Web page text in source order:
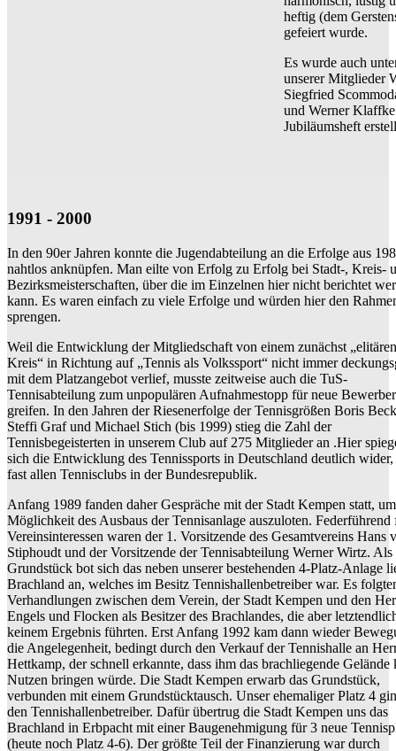
heftig (dem
gefeiert wurde.
Es wurde auch
unserer Mitglieder
Siegfried
und Werner
Jubiläumsheft
1991 - 2000
In den 90er Jahren konnte die Jugendabteilung an die Erfolge aus
nahtlos anknüpfen. Man eilte von Erfolg zu Erfolg bei Stadt-, Kreis-
Bezirksmeisterschaften, über die im Einzelnen hier nicht berichtet
kann. Es waren einfach zu viele Erfolge und würden hier den
sprengen.
Weil die Entwicklung der Mitgliedschaft von einem zunächst „elitären
Kreis“ in Richtung auf „Tennis als Volkssport“ nicht immer
mit dem Platzangebot verlief, musste zeitweise auch die TuS-
Tennisabteilung zum unpopulären Aufnahmestopp für neue Bewerber
greifen. In den Jahren der Riesenerfolge der Tennisgrößen Boris
Steffi Graf und Michael Stich (bis 1999) stieg die Zahl der
Tennisbegeisterten in unserem Club auf 275 Mitglieder an .Hier
sich die Entwicklung des Tennissports in Deutschland deutlich
fast allen Tennisclubs in der Bundesrepublik.
Anfang 1989 fanden daher Gespräche mit der Stadt Kempen statt,
Möglichkeit des Ausbaus der Tennisanlage auszuloten. Federführend
Vereinsinteressen waren der 1. Vorsitzende des Gesamtvereins Hans
Stiphoudt und der Vorsitzende der Tennisabteilung Werner Wirtz. Als
Grundstück bot sich das neben unserer bestehenden 4-Platz-Anlage
Brachland an, welches im Besitz Tennishallenbetreiber war. Es
Verhandlungen zwischen dem Verein, der Stadt Kempen und den
Engels und Flocken als Besitzer des Brachlandes, die aber
keinem Ergebnis führten. Erst Anfang 1992 kam dann wieder
die Angelegenheit, bedingt durch den Verkauf der Tennishalle an
Hettkamp, der schnell erkannte, dass ihm das brachliegende Gelände
Nutzen bringen würde. Die Stadt Kempen erwarb das Grundstück,
verbunden mit einem Grundstücktausch. Unser ehemaliger Platz 4
den Tennishallenbetreiber. Dafür übertrug die Stadt Kempen uns das
Brachland in Erbpacht mit einer Baugenehmigung für 3 neue
(heute noch Platz 4-6). Der größte Teil der Finanzierung war durch